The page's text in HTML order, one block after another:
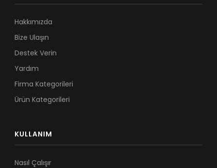
Hakkımızda
Bize Ulaşın
Destek Verin
Yardım
Firma Kategorileri
Ürün Kategorileri
KULLANIM
Nasıl Çalışır